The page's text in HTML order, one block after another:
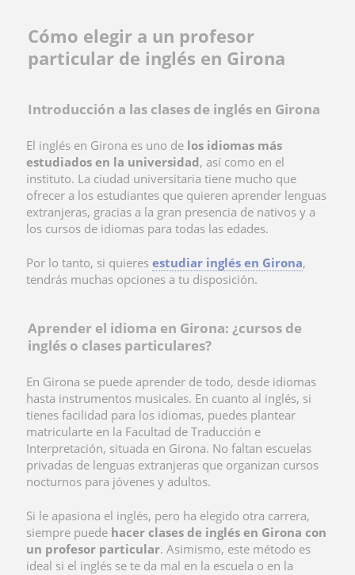
Cómo elegir a un profesor
particular de inglés en Girona
Introducción a las clases de inglés en Girona
El inglés en Girona es uno de los idiomas más
estudiados en la universidad, así como en el
instituto. La ciudad universitaria tiene mucho que
ofrecer a los estudiantes que quieren aprender lenguas
extranjeras, gracias a la gran presencia de nativos y a
los cursos de idiomas para todas las edades.
Por lo tanto, si quieres estudiar inglés en Girona,
tendrás muchas opciones a tu disposición.
Aprender el idioma en Girona: ¿cursos de
inglés o clases particulares?
En Girona se puede aprender de todo, desde idiomas
hasta instrumentos musicales. En cuanto al inglés, si
tienes facilidad para los idiomas, puedes plantear
matricularte en la Facultad de Traducción e
Interpretación, situada en Girona. No faltan escuelas
privadas de lenguas extranjeras que organizan cursos
nocturnos para jóvenes y adultos.
Si le apasiona el inglés, pero ha elegido otra carrera,
siempre puede hacer clases de inglés en Girona con
un profesor particular. Asimismo, este método es
ideal si el inglés se te da mal en la escuela o en la